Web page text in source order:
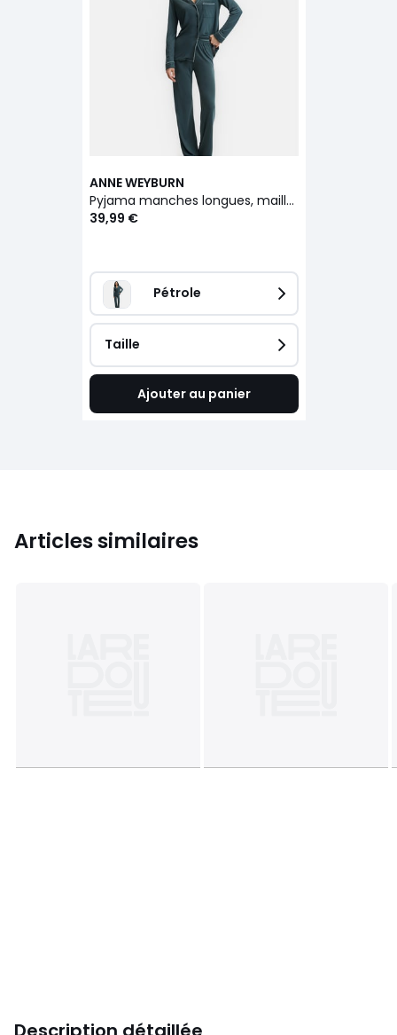
ANNE WEYBURN
Pyjama manches longues, maille viscose
39,99 €
Pétrole
Taille
Ajouter au panier
Articles similaires